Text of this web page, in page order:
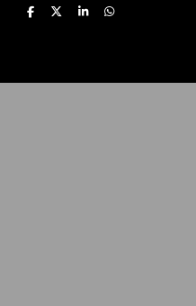
D
D
S
D